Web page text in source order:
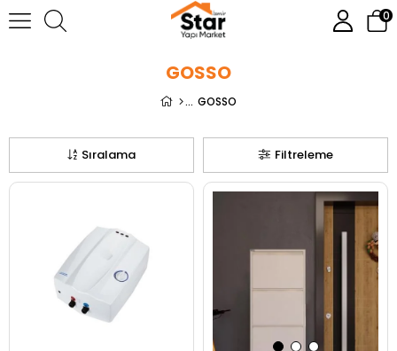
0
GOSSO
GOSSO
Filtreleme
Sıralama